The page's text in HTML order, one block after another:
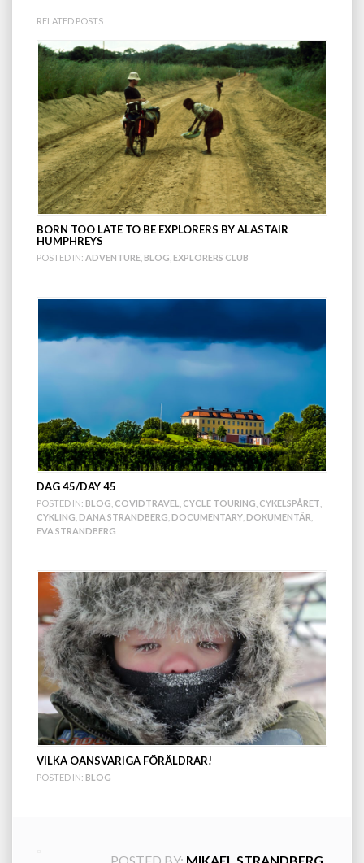
RELATED POSTS
BORN TOO LATE TO BE EXPLORERS BY ALASTAIR
HUMPHREYS
POSTED IN: ADVENTURE BLOG EXPLORERS CLUB
DAG 45/DAY 45
POSTED IN: BLOG COVIDTRAVEL CYCLE TOURING CYKELSPÅRET
CYKLING DANA STRANDBERG DOCUMENTARY DOKUMENTÄR
EVA STRANDBERG
VILKA OANSVARIGA FÖRÄLDRAR!
POSTED IN: BLOG